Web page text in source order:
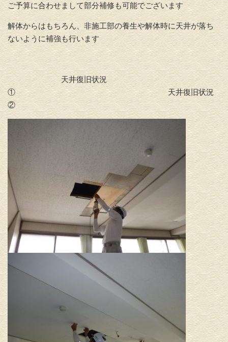
ご予算に合わせまして部分補修も可能でございます
解体からはもちろん、非施工部の養生や解体時に天井が落ち
ないように補強も行います
天井復旧状況
① 天井復旧状況
②